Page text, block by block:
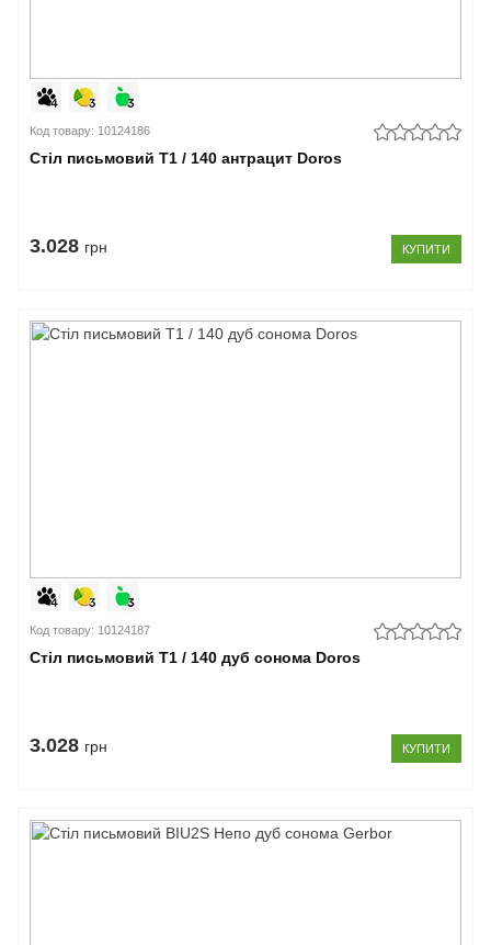
Код товару: 10124186
Стіл письмовий Т1 / 140 антрацит Doros
3.028 грн КУПИТИ
Код товару: 10124187
Стіл письмовий Т1 / 140 дуб сонома Doros
3.028 грн КУПИТИ